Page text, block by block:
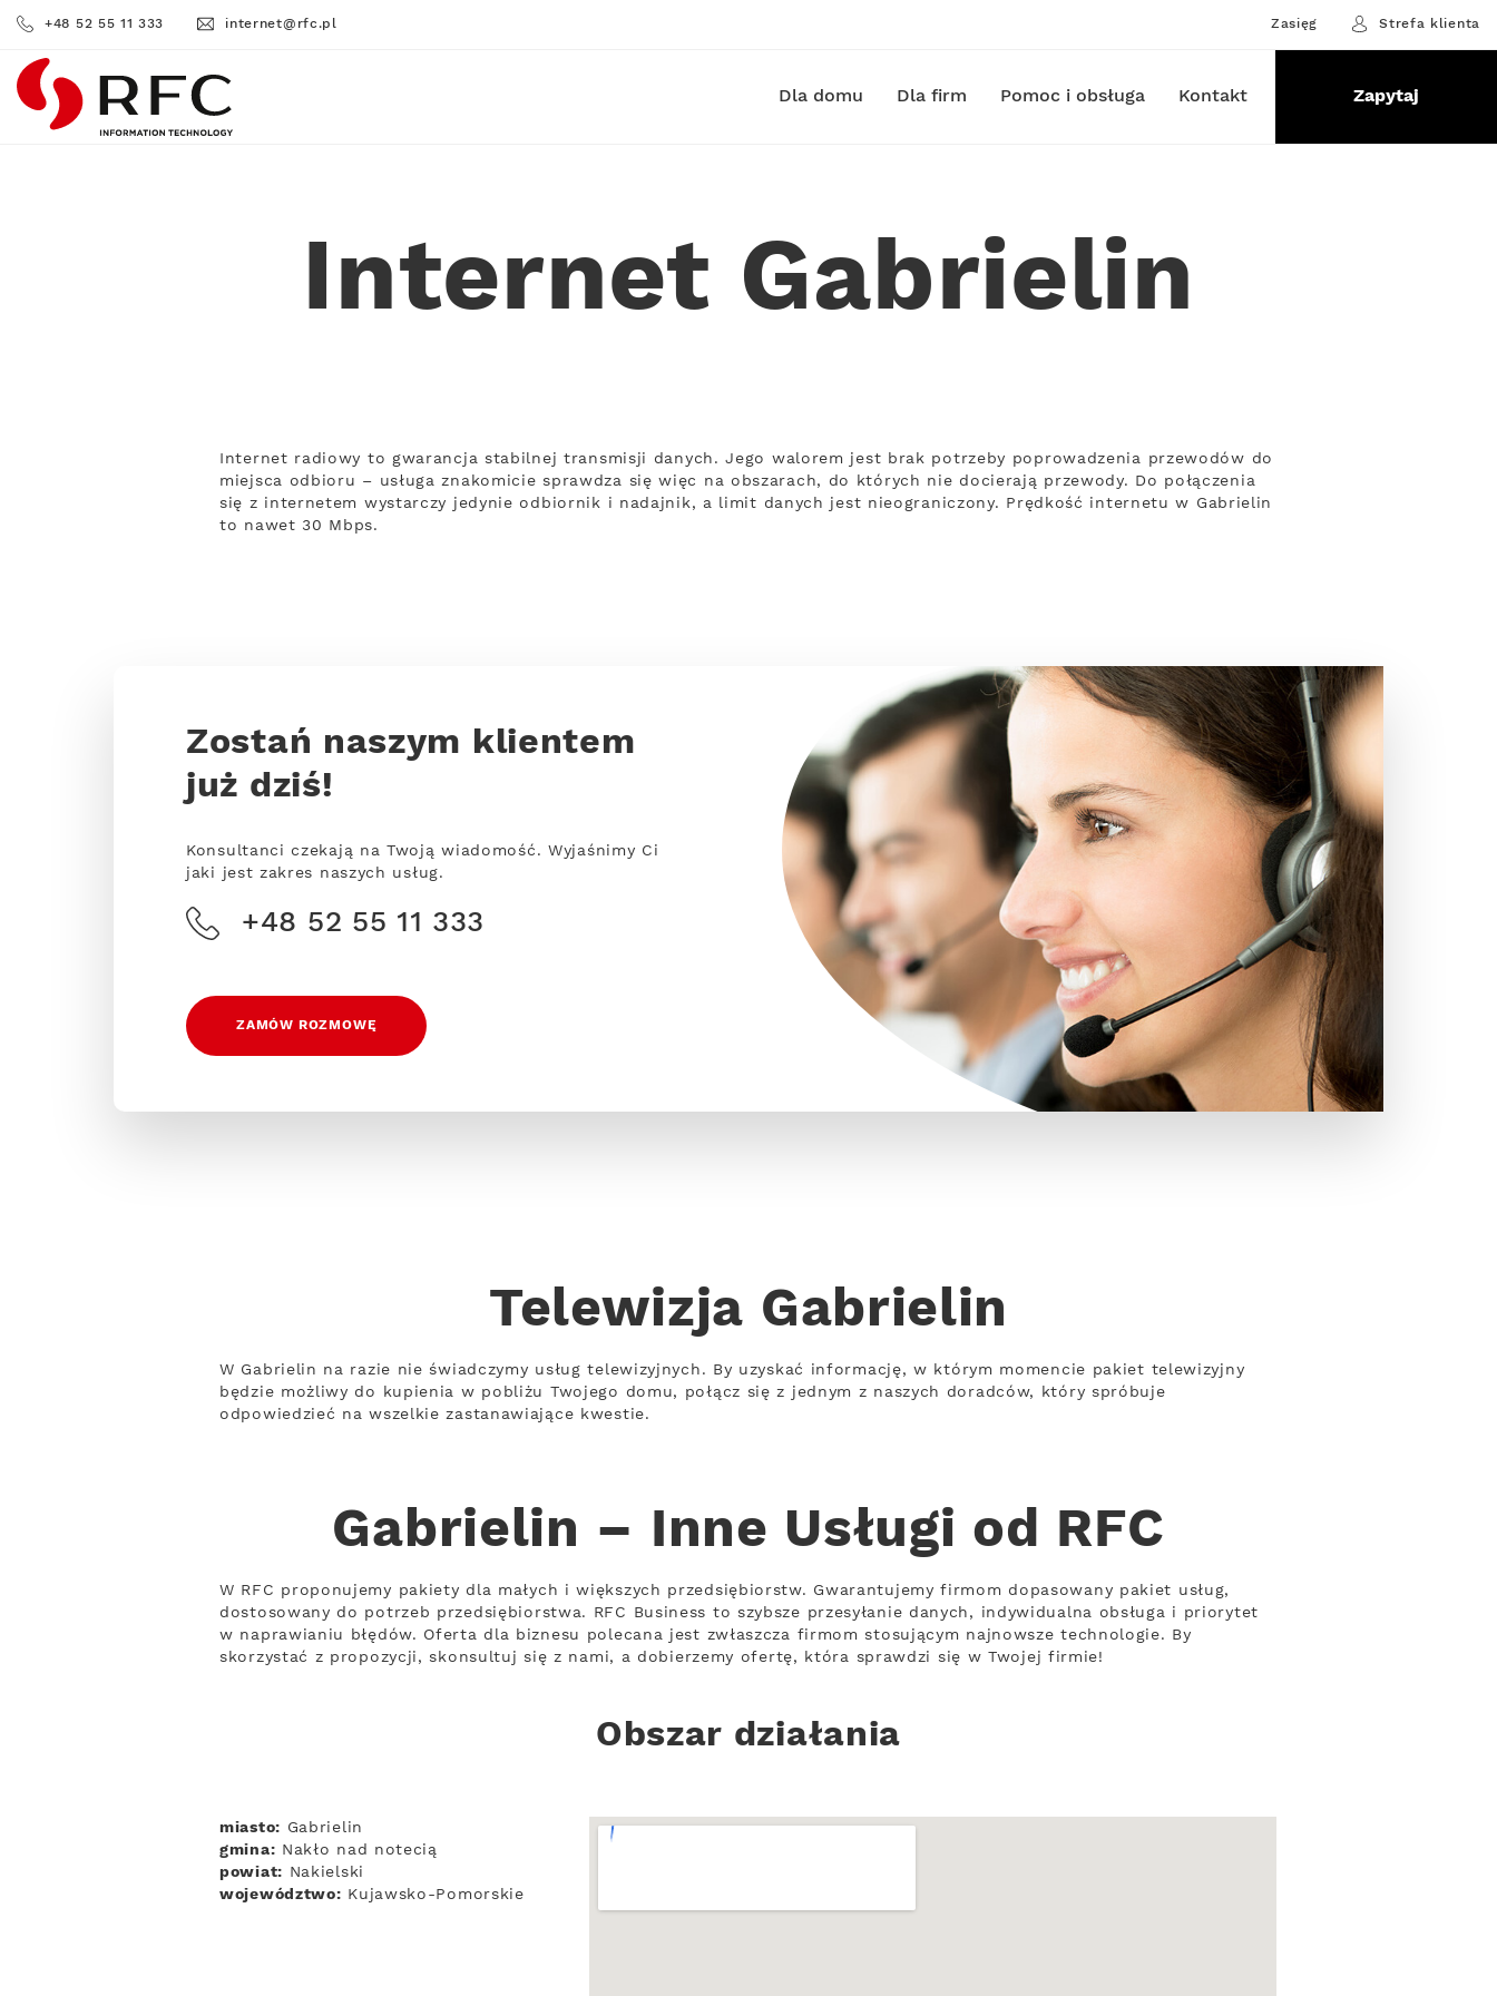
+48 52 55 11 333 internet@rfc.pl Zasięg Strefa klienta
RFC Dla domu Dla firm Pomoc i obsługa Kontakt Zapytaj
Internet Gabrielin
Internet radiowy to gwarancja stabilnej transmisji danych. Jego walorem jest brak potrzeby poprowadzenia przewodów do
miejsca odbioru – usługa znakomicie sprawdza się więc na obszarach, do których nie docierają przewody. Do połączenia
się z internetem wystarczy jedynie odbiornik i nadajnik, a limit danych jest nieograniczony. Prędkość internetu w Gabrielin
to nawet 30 Mbps.
Zostań naszym klientem
już dziś!
Konsultanci czekają na Twoją wiadomość. Wyjaśnimy Ci
jaki jest zakres naszych usług.
+48 52 55 11 333
ZAMÓW ROZMOWĘ
Telewizja Gabrielin
W Gabrielin na razie nie świadczymy usług telewizyjnych. By uzyskać informację, w którym momencie pakiet telewizyjny
będzie możliwy do kupienia w pobliżu Twojego domu, połącz się z jednym z naszych doradców, który spróbuje
odpowiedzieć na wszelkie zastanawiające kwestie.
Gabrielin – Inne Usługi od RFC
W RFC proponujemy pakiety dla małych i większych przedsiębiorstw. Gwarantujemy firmom dopasowany pakiet usług,
dostosowany do potrzeb przedsiębiorstwa. RFC Business to szybsze przesyłanie danych, indywidualna obsługa i priorytet
w naprawianiu błędów. Oferta dla biznesu polecana jest zwłaszcza firmom stosującym najnowsze technologie. By
skorzystać z propozycji, skonsultuj się z nami, a dobierzemy ofertę, która sprawdzi się w Twojej firmie!
Obszar działania
miasto: Gabrielin
gmina: Nakło nad notecią
powiat: Nakielski
województwo: Kujawsko-Pomorskie